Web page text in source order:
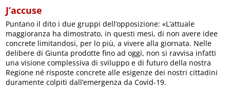
J’accuse
Puntano il dito i due gruppi dell’opposizione: «L’attuale
maggioranza ha dimostrato, in questi mesi, di non avere idee
concrete limitandosi, per lo più, a vivere alla giornata. Nelle
delibere di Giunta prodotte fino ad oggi, non si ravvisa infatti
una visione complessiva di sviluppo e di futuro della nostra
Regione né risposte concrete alle esigenze dei nostri cittadini
duramente colpiti dall’emergenza da Covid-19.